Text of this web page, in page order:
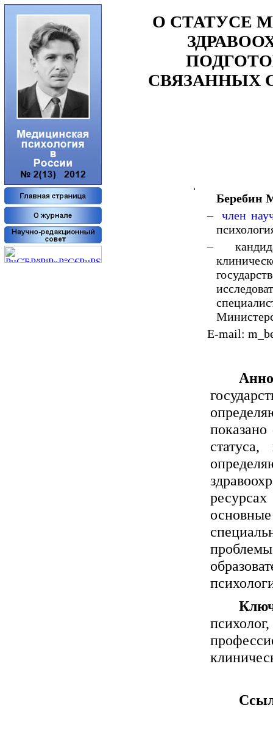
О СТАТУСЕ
СВЯЗАННЫХ
Беребин
–член
–
E-mail:
показано